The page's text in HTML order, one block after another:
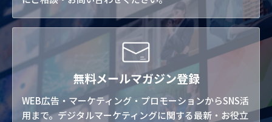
無料メールマガジン登録
WEB広告・マーケティング・プロモーションからSNS活
用まで。デジタルマーケティングに関する最新・お役立